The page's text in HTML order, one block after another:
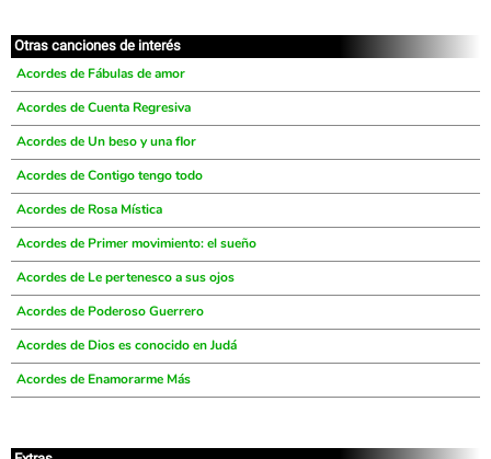
Otras canciones de interés
Acordes de Fábulas de amor
Acordes de Cuenta Regresiva
Acordes de Un beso y una flor
Acordes de Contigo tengo todo
Acordes de Rosa Mística
Acordes de Primer movimiento: el sueño
Acordes de Le pertenesco a sus ojos
Acordes de Poderoso Guerrero
Acordes de Dios es conocido en Judá
Acordes de Enamorarme Más